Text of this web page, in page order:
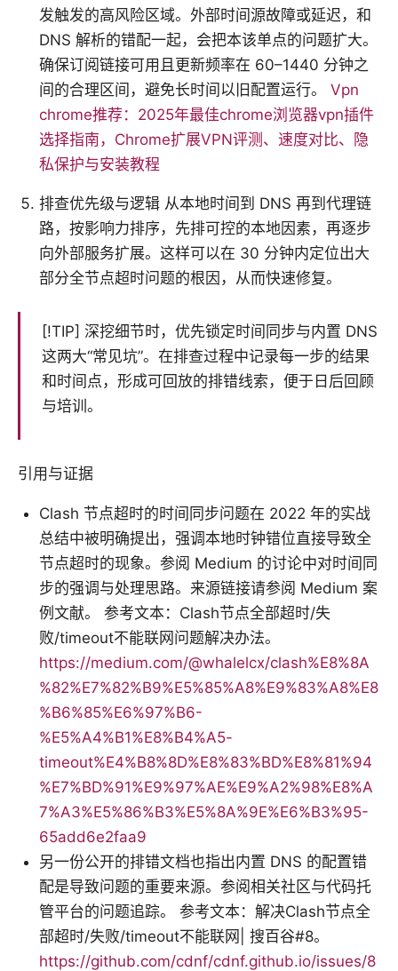
发触发的高风险区域。外部时间源故障或延迟，和
DNS 解析的错配一起，会把本该单点的问题扩大。
确保订阅链接可用且更新频率在 60–1440 分钟之
间的合理区间，避免长时间以旧配置运行。 Vpn
chrome推荐：2025年最佳chrome浏览器vpn插件
选择指南，Chrome扩展VPN评测、速度对比、隐
私保护与安装教程
排查优先级与逻辑 从本地时间到 DNS 再到代理链
路，按影响力排序，先排可控的本地因素，再逐步
向外部服务扩展。这样可以在 30 分钟内定位出大
部分全节点超时问题的根因，从而快速修复。
[!TIP] 深挖细节时，优先锁定时间同步与内置 DNS
这两大“常见坑”。在排查过程中记录每一步的结果
和时间点，形成可回放的排错线索，便于日后回顾
与培训。
引用与证据
Clash 节点超时的时间同步问题在 2022 年的实战
总结中被明确提出，强调本地时钟错位直接导致全
节点超时的现象。参阅 Medium 的讨论中对时间同
步的强调与处理思路。来源链接请参阅 Medium 案
例文献。 参考文本：Clash节点全部超时/失
败/timeout不能联网问题解决办法。
https://medium.com/@whalelcx/clash%E8%8A
%82%E7%82%B9%E5%85%A8%E9%83%A8%E8
%B6%85%E6%97%B6-
%E5%A4%B1%E8%B4%A5-
timeout%E4%B8%8D%E8%83%BD%E8%81%94
%E7%BD%91%E9%97%AE%E9%A2%98%E8%A
7%A3%E5%86%B3%E5%8A%9E%E6%B3%95-
65add6e2faa9
另一份公开的排错文档也指出内置 DNS 的配置错
配是导致问题的重要来源。参阅相关社区与代码托
管平台的问题追踪。 参考文本：解决Clash节点全
部超时/失败/timeout不能联网| 搜百谷#8。
https://github.com/cdnf/cdnf.github.io/issues/8